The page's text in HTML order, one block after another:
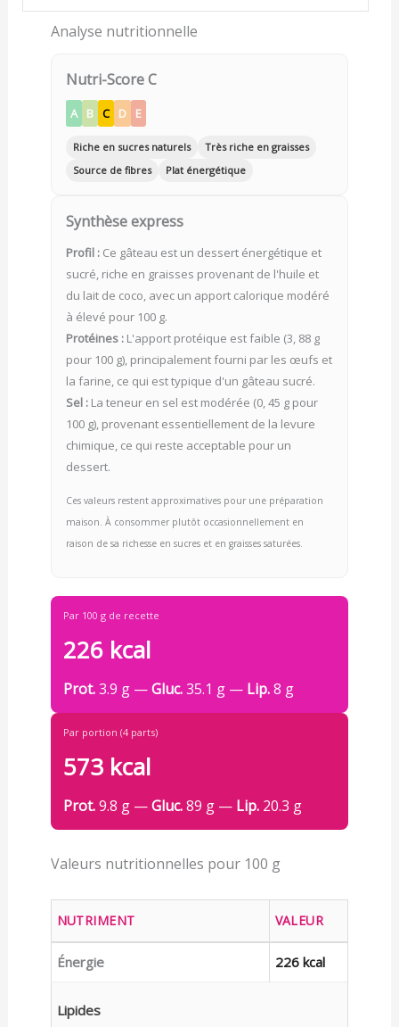
Analyse nutritionnelle
Nutri-Score C
A B C D E
Riche en sucres naturels
Très riche en graisses
Source de fibres
Plat énergétique
Synthèse express
Profil :Ce gâteau est un dessert énergétique et
sucré, riche en graisses provenant de l'huile et
du lait de coco, avec un apport calorique modéré
à élevé pour 100 g.
Protéines :L'apport protéique est faible (3, 88 g
pour 100 g), principalement fourni par les œufs et
la farine, ce qui est typique d'un gâteau sucré.
Sel :La teneur en sel est modérée (0, 45 g pour
100 g), provenant essentiellement de la levure
chimique, ce qui reste acceptable pour un
dessert.
Ces valeurs restent approximatives pour une préparation
maison. À consommer plutôt occasionnellement en
raison de sa richesse en sucres et en graisses saturées.
Par 100 g de recette
226 kcal
Prot.3.9 g —Gluc.35.1 g — Lip.8 g
Par portion (4 parts)
573 kcal
Prot.9.8 g —Gluc.89 g — Lip.20.3 g
Valeurs nutritionnelles pour 100 g
NUTRIMENT VALEUR
Énergie 226 kcal
Lipides